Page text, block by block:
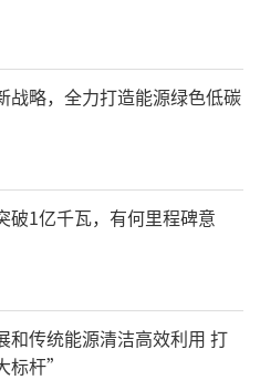
战略，全力打造能源绿色低碳
破1亿千瓦，有何里程碑意
和传统能源清洁高效利用 打
杆”